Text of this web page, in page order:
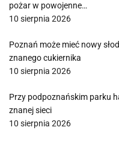
pożar w powojenne…
10 sierpnia 2026
Poznań może mieć nowy
znanego cukiernika
10 sierpnia 2026
Przy podpoznańskim parku
znanej sieci
10 sierpnia 2026